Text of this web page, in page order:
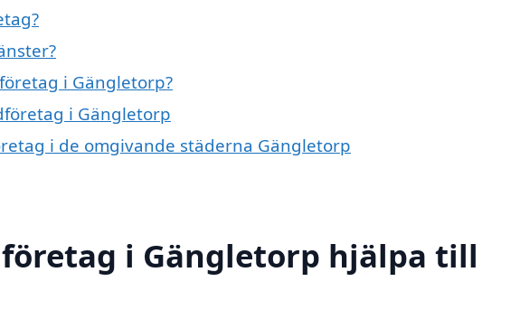
i Gängletorp?
i Gängletorp
i de omgivande städerna Gängletorp
i Gängletorp hjälpa till